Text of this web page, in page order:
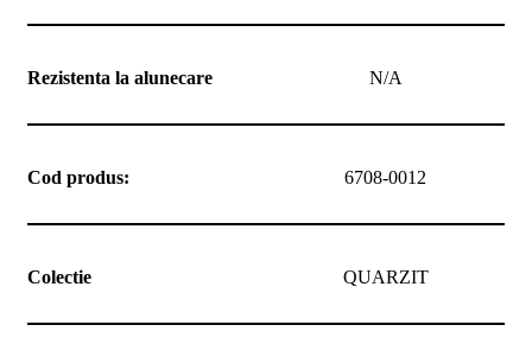
Rezistenta la alunecare N/A
Cod produs: 6708-0012
Colectie QUARZIT